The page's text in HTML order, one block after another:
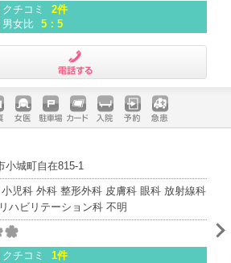
クチコミ
2件
男女比 5：5
女医 駐車場
クレジッ
入院 予約 急患
小城町自在815-1
児科 外科 整形外科 皮膚科 眼科 放射線科
ハビリテーション科 不明
クチコミ
1件